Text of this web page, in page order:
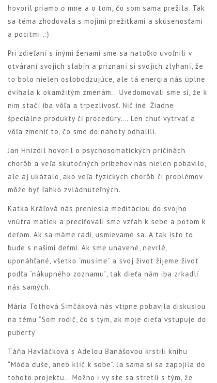
hovoril priamo o mne a o tom, čo som sama prežila. Tak
sa téma zhodovala s mojimi prežitkami a skúsenosťami
a pocitmi..:)
Pri zdieľaní s inými ženami sme sa natoľko uvoľnili v
otváraní svojich slabín a priznaní si svojich zlyhaní, že
to bolo nielen oslobodzujúce, ale tá energia nás úplne
dvíhala k okamžitým zmenám… Uvedomovali sme si, že k
nim stačí iba vôľa a trpezlivosť. Nič iné. Žiadne
špeciálne produkty či procedúry…. Len chuť vytrvať a
vôľa zmeniť to, čo sme do nahoty odhalili.
Jan Hnízdil hovoril o psychosomatických príčinách
chorôb a veľa skutočných príbehov nás nielen pobavilo,
ale aj ukázalo, ako veľa fyzických chorôb či problémov
môže byť ľahko zvládnuteľných.
Katka Kráľová nás preniesla meditáciou do svojho
vnútra matiek a preciťovali sme vzťah k sebe a potom k
deťom. Ak sa máme radi, usmievame sa. A tak isto to
bude s našimi deťmi. Ak sme unavené, nevrlé,
uponáhľané, všetko “musíme” a svoj život žijeme život
podľa “nákupného zoznamu”, tak dieťa nám iba zrkadlí
nás samých.
Mária Tóthová Simčáková nás vtipne pobavila diskusiou
na tému “Som rodič, čo s tým, ak moje dieťa vstupuje do
puberty”.
Táňa Havláčková s Adelou Banášovou krstili knihu
“Móda duše, aneb klíč k sobe”. Ja sama si sa zapojila do
tohoto projektu… Možno i vy ste sa stretli s tým, že